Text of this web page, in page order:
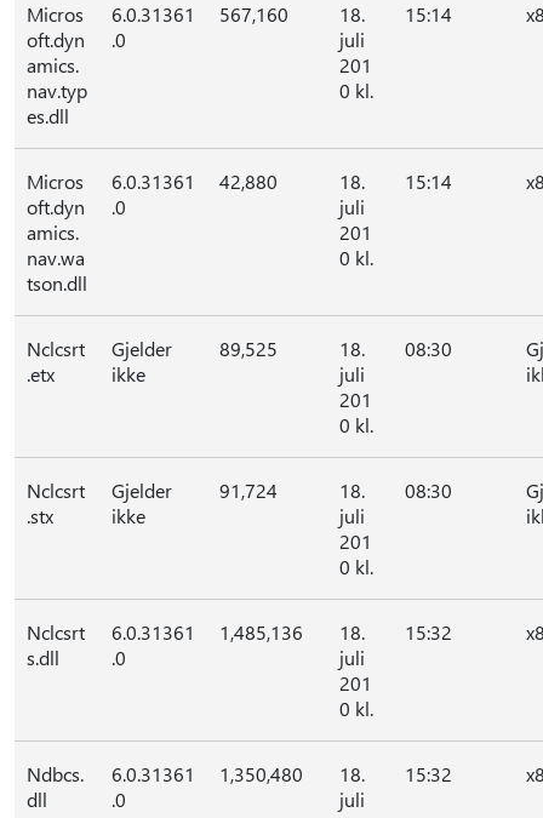
Micros
oft.dyn
amics.
nav.typ
es.dll
6.0.31361
.0
567,160
18.
juli
201
0 kl.
15:14
Micros
oft.dyn
amics.
nav.wa
tson.dll
6.0.31361
.0
42,880
18.
juli
201
0 kl.
15:14
Nclcsrt
.etx
Gjelder
ikke
89,525
18.
juli
201
0 kl.
08:30
Nclcsrt
.stx
Gjelder
ikke
91,724
18.
juli
201
0 kl.
08:30
Nclcsrt
s.dll
6.0.31361
.0
1,485,136
18.
juli
201
0 kl.
15:32
Ndbcs.
dll
6.0.31361
.0
1,350,480
18.
juli
15:32